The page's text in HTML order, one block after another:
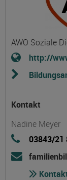
AWO Soziale
http://
Kontakt
Nadine Meyer
03843/21